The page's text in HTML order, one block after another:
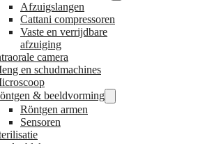
Afzuigslangen
Cattani compressoren
Vaste en verrijdbare
afzuiging
camera
en schudmachines
& beeldvorming
Röntgen armen
Sensoren